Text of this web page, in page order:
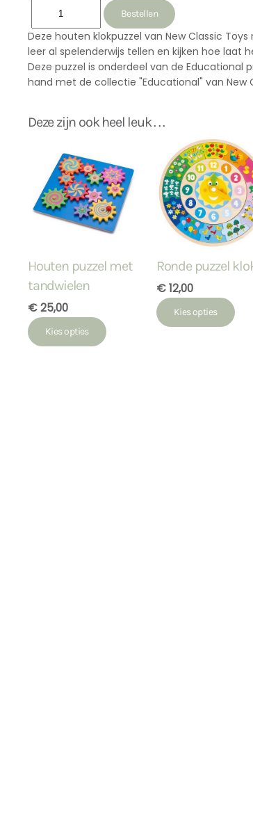
Deze houten klokpuzzel van New Classic
leer al spelenderwijs tellen en kijken hoe laat
Deze puzzel is onderdeel van de Educational
hand met de collectie "Educational" van New
Deze zijn ook heel leuk . . .
Houten puzzel met
tandwielen
€ 25,00
Kies opties
Ronde puzzel
€ 12,00
Kies opties